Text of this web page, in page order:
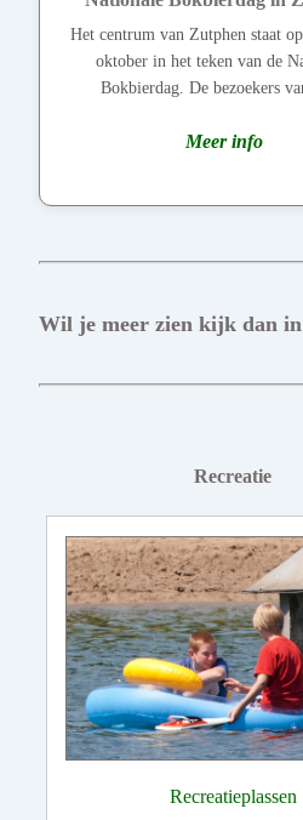
Het centrum van Zutphen staat
oktober in het teken van de
Bokbierdag. De bezoekers
Meer info
Wil je meer zien kijk dan
Recreatie
Recreatieplassen